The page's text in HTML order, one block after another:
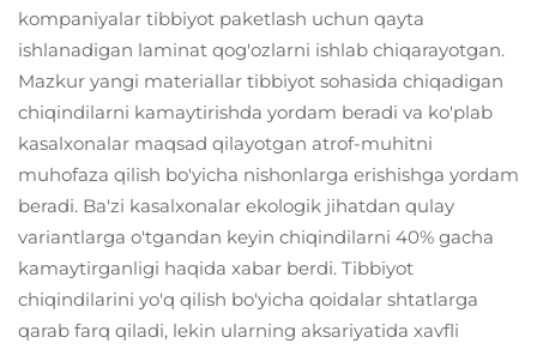
kompaniyalar tibbiyot paketlash uchun qayta
ishlanadigan laminat qog'ozlarni ishlab chiqarayotgan.
Mazkur yangi materiallar tibbiyot sohasida chiqadigan
chiqindilarni kamaytirishda yordam beradi va ko'plab
kasalxonalar maqsad qilayotgan atrof-muhitni
muhofaza qilish bo'yicha nishonlarga erishishga yordam
beradi. Ba'zi kasalxonalar ekologik jihatdan qulay
variantlarga o'tgandan keyin chiqindilarni 40% gacha
kamaytirganligi haqida xabar berdi. Tibbiyot
chiqindilarini yo'q qilish bo'yicha qoidalar shtatlarga
qarab farq qiladi, lekin ularning aksariyatida xavfli